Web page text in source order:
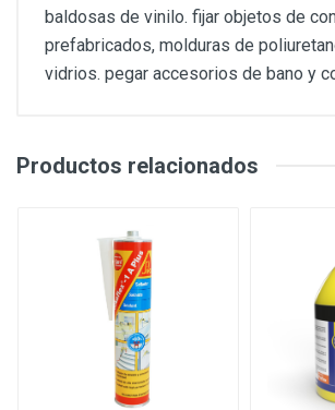
baldosas de vinilo. fijar objetos de
prefabricados, molduras de
vidrios. pegar accesorios de bano y
Productos relacionados